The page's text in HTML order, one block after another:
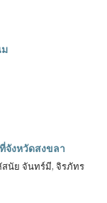
จังหวัดสงขลา
สนัย จันทร์มี, จิรภัทร